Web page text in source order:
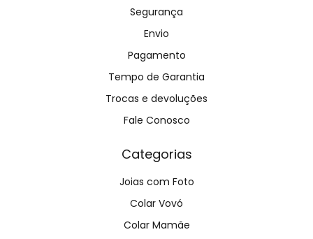
Segurança
Envio
Pagamento
Tempo de Garantia
Trocas e devoluções
Fale Conosco
Categorias
Joias com Foto
Colar Vovó
Colar Mamãe